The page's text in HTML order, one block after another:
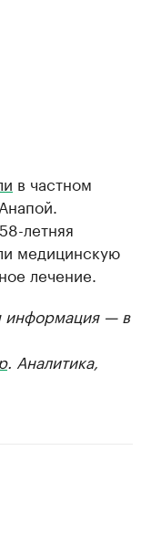
в частном
летняя
медицинскую
лечение.
информация — в
. Аналитика,